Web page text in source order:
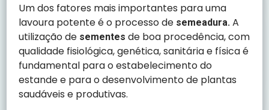
Um dos fatores mais importantes para uma
lavoura potente é o processo de semeadura. A
utilização de sementes de boa procedência, com
qualidade fisiológica, genética, sanitária e física é
fundamental para o estabelecimento do
estande e para o desenvolvimento de plantas
saudáveis e produtivas.